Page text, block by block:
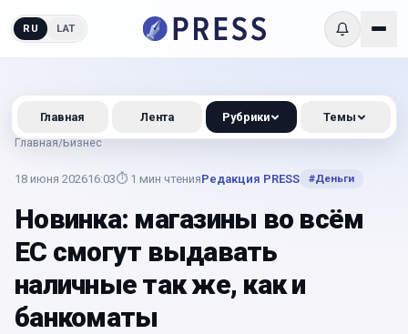
RU LAT
Главная/Бизнес
18 июня 202616:03⏱ 1 мин чтенияРедакция PRESS #Деньги
Новинка: магазины во всём
ЕС смогут выдавать
наличные так же, как и
банкоматы
Главная Лента Рубрики Темы